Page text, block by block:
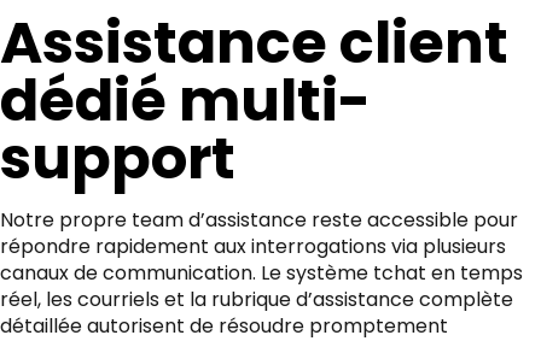
Assistance client
dédié multi-
support
Notre propre team d’assistance reste accessible pour
répondre rapidement aux interrogations via plusieurs
canaux de communication. Le système tchat en temps
réel, les courriels et la rubrique d’assistance complète
détaillée autorisent de résoudre promptement